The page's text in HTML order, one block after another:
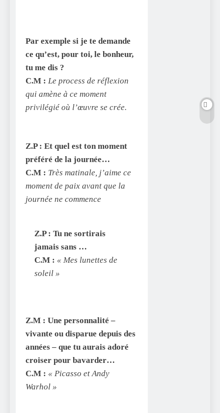
Par exemple si je te demande
ce qu’est, pour toi, le bonheur,
tu me dis ?
C.M : Le process de réflexion
qui amène à ce moment
privilégié où l’œuvre se crée.
Z.P : Et quel est ton moment
préféré de la journée…
C.M : Très matinale, j’aime ce
moment de paix avant que la
journée ne commence
Z.P : Tu ne sortirais
jamais sans …
C.M : « Mes lunettes de
soleil »
Z.M : Une personnalité –
vivante ou disparue depuis des
années – que tu aurais adoré
croiser pour bavarder…
C.M : « Picasso et Andy
Warhol »